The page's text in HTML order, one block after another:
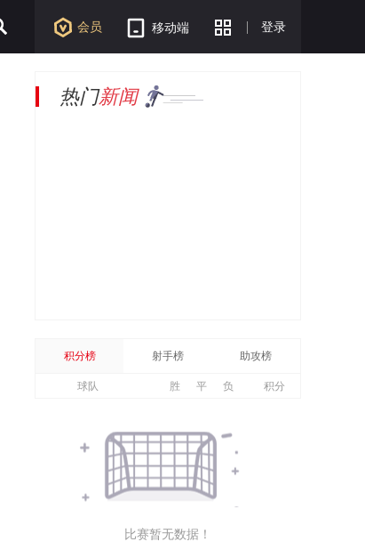
会员 移动端 登录
热门新闻
积分榜 射手榜 助攻榜
球队 胜 平 负 积分
比赛暂无数据！